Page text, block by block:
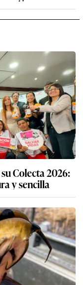
Colecta 2026:
y sencilla